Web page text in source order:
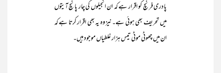
پادری فرنچ کو اقرار ہے کہ ان انجیلوں کی چار پانچ آیتوں
میں تحریف بھی ہوئی ہے۔ نیز وہ یہ بھی اقرار کرتا ہے کہ
ان میں چھوٹی موٹی تیس ہزار غلطیاں موجود ہیں۔